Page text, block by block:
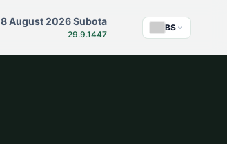
8 August 2026 Subota
29.9.1447
BS